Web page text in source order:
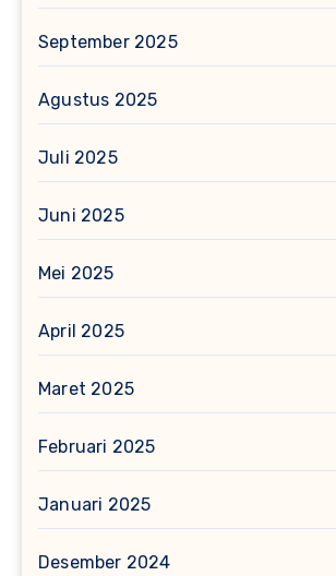
September 2025
Agustus 2025
Juli 2025
Juni 2025
Mei 2025
April 2025
Maret 2025
Februari 2025
Januari 2025
Desember 2024